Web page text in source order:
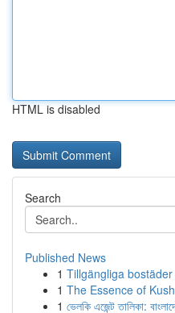
HTML is disabled
Search
Published News
1 Tillgängliga
1 The Essence of
1 ভেলকি এজেন্ট তালিকা: